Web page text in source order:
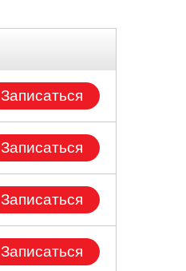
Записаться
Записаться
Записаться
Записаться